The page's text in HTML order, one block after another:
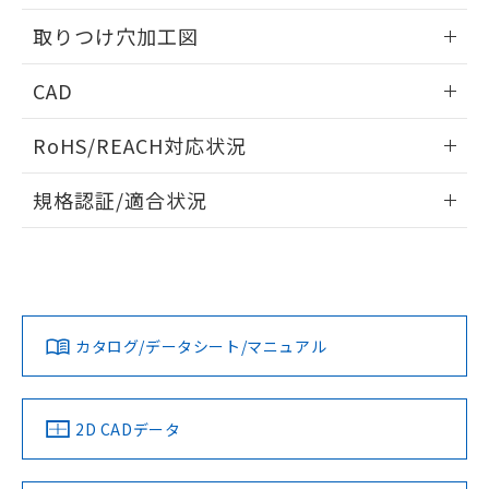
取りつけ穴加工図
CAD
ドすることができます。
ログイン/会員登録
ダウンロードデータをご利用いただく前に、以下を必ずお読
みください。
ソフトウェアの使用条件
RoHS/REACH対応状況
EU RoHS 注意事項・凡例
対応済み
中国 RoHS 注意事項・凡例
規格認証/適合状況
カタログ/データシート/マニュアル
2D CADデータ
の共同利用に関して"
用者の範囲」に記載されている法人を
EU RoHS指令（10物質）の非含有証明書
51物質の非含有証明書（当社基準）
※本証明書は発行日時点で非含有を証明す
物質の対応では、対応完了までの期間は出
荷製品に未対応品が混在することから備考
欄に対応日を記載しておりました。
既に当社にて対応品への在庫切替を完了